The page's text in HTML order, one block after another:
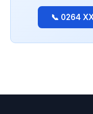
📞 0264